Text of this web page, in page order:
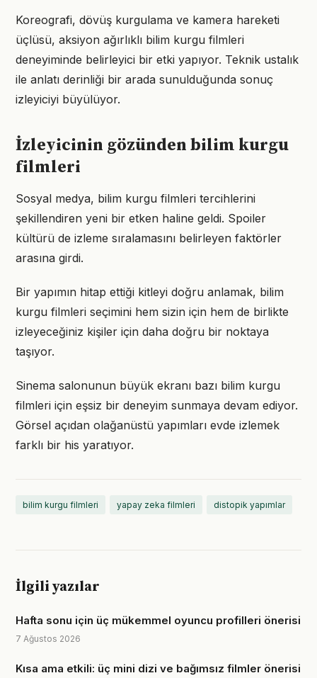
Koreografi, dövüş kurgulama ve kamera hareketi
üçlüsü, aksiyon ağırlıklı bilim kurgu filmleri
deneyiminde belirleyici bir etki yapıyor. Teknik ustalık
ile anlatı derinliği bir arada sunulduğunda sonuç
izleyiciyi büyülüyor.
İzleyicinin gözünden bilim kurgu
filmleri
Sosyal medya, bilim kurgu filmleri tercihlerini
şekillendiren yeni bir etken haline geldi. Spoiler
kültürü de izleme sıralamasını belirleyen faktörler
arasına girdi.
Bir yapımın hitap ettiği kitleyi doğru anlamak, bilim
kurgu filmleri seçimini hem sizin için hem de birlikte
izleyeceğiniz kişiler için daha doğru bir noktaya
taşıyor.
Sinema salonunun büyük ekranı bazı bilim kurgu
filmleri için eşsiz bir deneyim sunmaya devam ediyor.
Görsel açıdan olağanüstü yapımları evde izlemek
farklı bir his yaratıyor.
bilim kurgu filmleri yapay zeka filmleri distopik yapımlar
İlgili yazılar
Hafta sonu için üç mükemmel oyuncu profilleri önerisi
7 Ağustos 2026
Kısa ama etkili: üç mini dizi ve bağımsız filmler önerisi